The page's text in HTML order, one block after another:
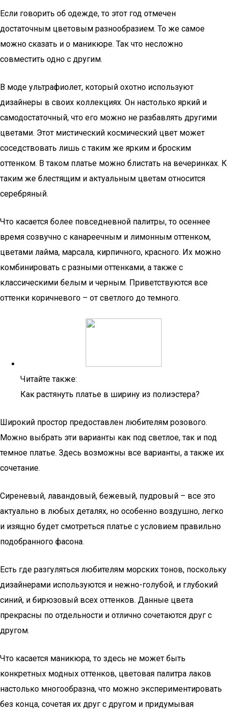
Если говорить об одежде, то этот год отмечен
достаточным цветовым разнообразием. То же самое
можно сказать и о маникюре. Так что несложно
совместить одно с другим.
В моде ультрафиолет, который охотно используют
дизайнеры в своих коллекциях. Он настолько яркий и
самодостаточный, что его можно не разбавлять другими
цветами. Этот мистический космический цвет может
соседствовать лишь с таким же ярким и броским
оттенком. В таком платье можно блистать на вечеринках. К
таким же блестящим и актуальным цветам относится
серебряный.
Что касается более повседневной палитры, то осеннее
время созвучно с канареечным и лимонным оттенком,
цветами лайма, марсала, кирпичного, красного. Их можно
комбинировать с разными оттенками, а также с
классическими белым и черным. Приветствуются все
оттенки коричневого – от светлого до темного.
Читайте также:
Как растянуть платье в ширину из полиэстера?
Широкий простор предоставлен любителям розового.
Можно выбрать эти варианты как под светлое, так и под
темное платье. Здесь возможны все варианты, а также их
сочетание.
Сиреневый, лавандовый, бежевый, пудровый – все это
актуально в любых деталях, но особенно воздушно, легко
и изящно будет смотреться платье с условием правильно
подобранного фасона.
Есть где разгуляться любителям морских тонов, поскольку
дизайнерами используются и нежно-голубой, и глубокий
синий, и бирюзовый всех оттенков. Данные цвета
прекрасны по отдельности и отлично сочетаются друг с
другом.
Что касается маникюра, то здесь не может быть
конкретных модных оттенков, цветовая палитра лаков
настолько многообразна, что можно экспериментировать
без конца, сочетая их друг с другом и придумывая